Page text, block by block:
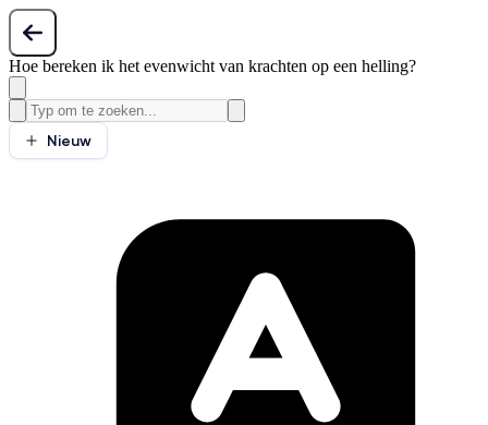
Hoe bereken ik het evenwicht van krachten op een helling?
Nieuw